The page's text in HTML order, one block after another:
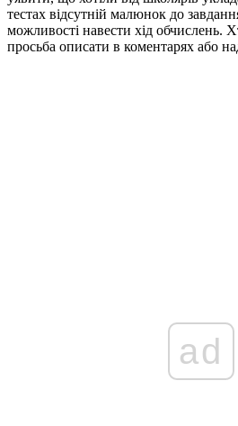
тестах відсутній малюнок до
можливості навести хід обчислень.
просьба описати в коментарях або
ad